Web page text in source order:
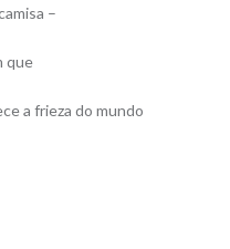
–
que
a frieza do mundo